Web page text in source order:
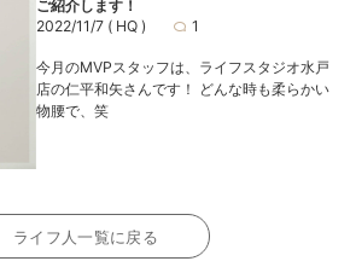
ご紹介します！
2022/11/7 ( HQ ) 1
今月のMVPスタッフは、ライフスタジオ水戸
店の仁平和矢さんです！ どんな時も柔らかい
物腰で、笑
ライフ人一覧に戻る